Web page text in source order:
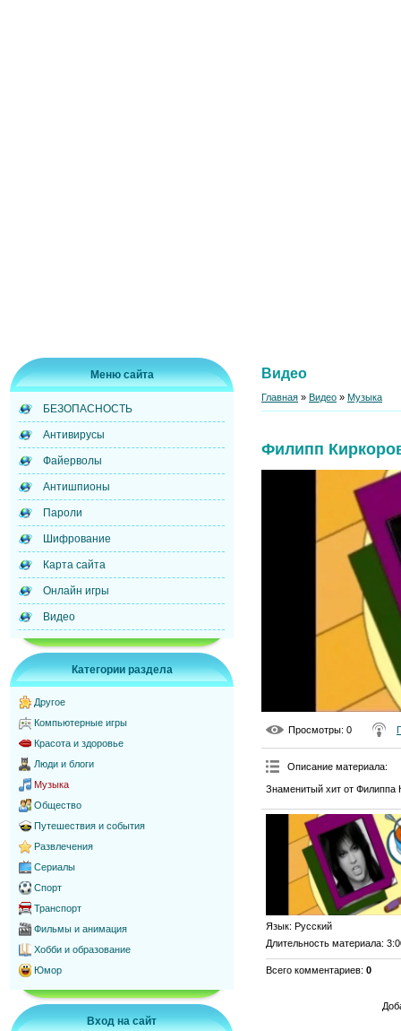
Меню сайта
БЕЗОПАСНОСТЬ
Антивирусы
Файерволы
Антишпионы
Пароли
Шифрование
Карта сайта
Онлайн игры
Видео
Категории раздела
Другое
Компьютерные игры
Красота и здоровье
Люди и блоги
Музыка
Общество
Путешествия и события
Развлечения
Сериалы
Спорт
Транспорт
Фильмы и анимация
Хобби и образование
Юмор
Вход на сайт
Видео
Главная » Видео » Музыка
Филипп
Просмотры: 0
Описание материала:
Знаменитый хит от Филиппа
Язык: Русский
Длительность материала:
Всего комментариев: 0